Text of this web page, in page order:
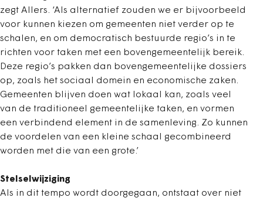
zegt Allers. ‘Als alternatief zouden we er bijvoorbeeld
voor kunnen kiezen om gemeenten niet verder op te
schalen, en om democratisch bestuurde regio’s in te
richten voor taken met een bovengemeentelijk bereik.
Deze regio’s pakken dan bovengemeentelijke dossiers
op, zoals het sociaal domein en economische zaken.
Gemeenten blijven doen wat lokaal kan, zoals veel
van de traditioneel gemeentelijke taken, en vormen
een verbindend element in de samenleving. Zo kunnen
de voordelen van een kleine schaal gecombineerd
worden met die van een grote.’
Stelselwijziging
Als in dit tempo wordt doorgegaan, ontstaat over niet